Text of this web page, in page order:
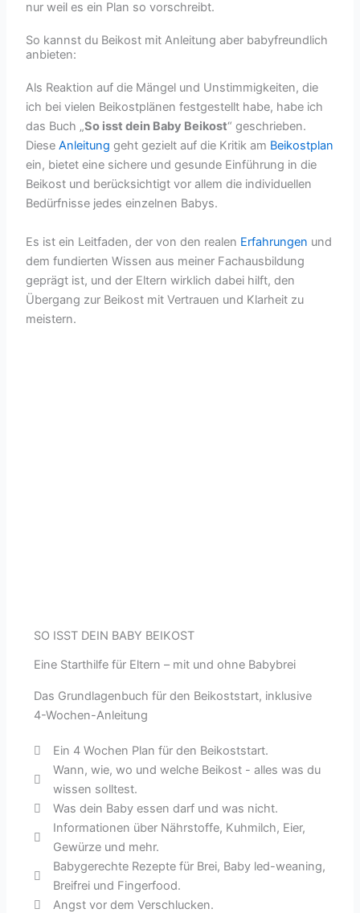
nur weil es ein Plan so vorschreibt.
So kannst du Beikost mit Anleitung aber babyfreundlich
anbieten:
Als Reaktion auf die Mängel und Unstimmigkeiten, die
ich bei vielen Beikostplänen festgestellt habe, habe ich
das Buch „So isst dein Baby Beikost“ geschrieben.
DieseAnleitung geht gezielt auf die Kritik am Beikostplan
ein, bietet eine sichere und gesunde Einführung in die
Beikost und berücksichtigt vor allem die individuellen
Bedürfnisse jedes einzelnen Babys.
Es ist ein Leitfaden, der von den realen Erfahrungen und
dem fundierten Wissen aus meiner Fachausbildung
geprägt ist, und der Eltern wirklich dabei hilft, den
Übergang zur Beikost mit Vertrauen und Klarheit zu
meistern.
SO ISST DEIN BABY BEIKOST
Eine Starthilfe für Eltern – mit und ohne Babybrei
Das Grundlagenbuch für den Beikoststart, inklusive
4-Wochen-Anleitung
Ein 4 Wochen Plan für den Beikoststart.
Wann, wie, wo und welche Beikost - alles was du
wissen solltest.
Was dein Baby essen darf und was nicht.
Informationen über Nährstoffe, Kuhmilch, Eier,
Gewürze und mehr.
Babygerechte Rezepte für Brei, Baby led-weaning,
Breifrei und Fingerfood.
Angst vor dem Verschlucken.